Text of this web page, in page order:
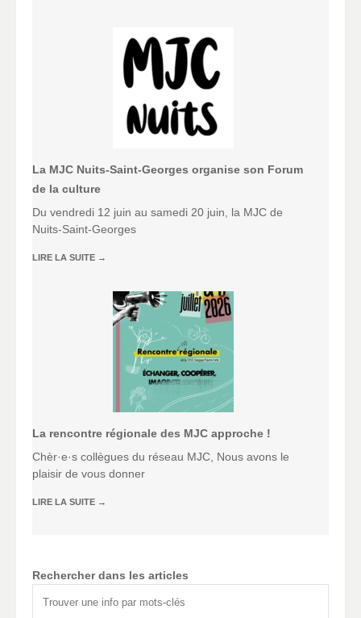
La MJC Nuits-Saint-Georges organise son Forum
de la culture
Du vendredi 12 juin au samedi 20 juin, la MJC de
Nuits-Saint-Georges
LIRE LA SUITE →
La rencontre régionale des MJC approche !
Chèr·e·s collègues du réseau MJC, Nous avons le
plaisir de vous donner
LIRE LA SUITE →
Rechercher dans les articles